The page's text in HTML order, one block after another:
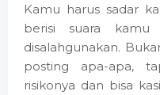
Kamu harus sadar
berisi suara
disalahgunakan.
posting apa-apa,
risikonya dan bisa